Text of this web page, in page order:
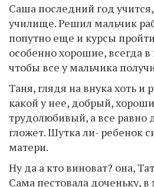
Саша последний год
училище. Решил мальчик
попутно еще и курсы
особенно хорошие, всегда в
чтобы все у мальчика
Таня, глядя на внука хоть и
какой у нее, добрый,
трудолюбивый, а все равно
гложет. Шутка ли- ребенок
матери.
Ну да а кто виноват? она,
Сама пестовала доченьку,